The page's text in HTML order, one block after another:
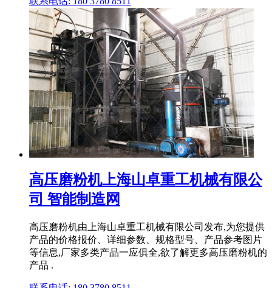
高压磨粉机上海山卓重工机械有限公
司 智能制造网
高压磨粉机由上海山卓重工机械有限公司发布,为您提供
产品的价格报价、详细参数、规格型号、产品参考图片
等信息,厂家多类产品一应俱全,欲了解更多高压磨粉机的
产品 .